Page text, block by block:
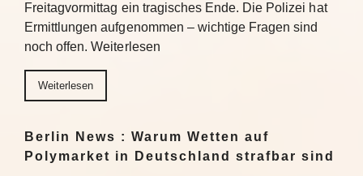
Freitagvormittag ein tragisches Ende. Die Polizei hat
Ermittlungen aufgenommen – wichtige Fragen sind
noch offen. Weiterlesen
Weiterlesen
Berlin News : Warum Wetten auf
Polymarket in Deutschland strafbar sind